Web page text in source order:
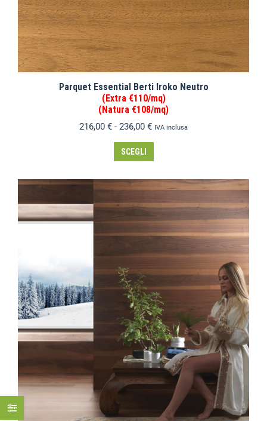
Parquet Essential Berti Iroko Neutro
(Extra €110/mq)
(Natura €108/mq)
216,00 € - 236,00 € IVA inclusa
SCEGLI